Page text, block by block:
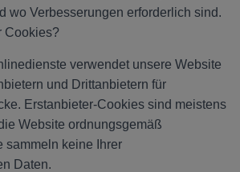
wo Verbesserungen erforderlich sind.
Cookies?
verwendet unsere Website
und Drittanbietern für
Erstanbieter-Cookies sind meistens
Website ordnungsgemäß
sammeln keine Ihrer
Daten.